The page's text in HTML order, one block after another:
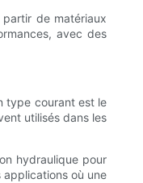
de matériaux
avec des
type courant est le
utilisés dans les
hydraulique pour
où une